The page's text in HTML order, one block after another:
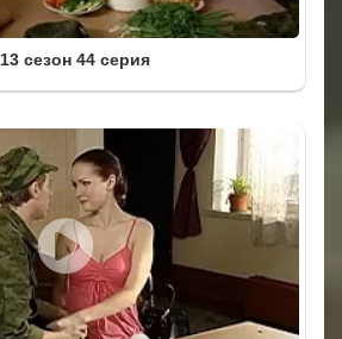
13 сезон 44 серия